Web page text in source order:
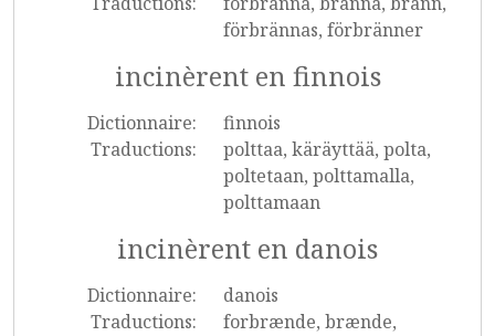
förbrännas, förbränner
incinèrent en finnois
Dictionnaire:
finnois
Traductions:
polttaa, käräyttää, polta,
poltetaan, polttamalla,
polttamaan
incinèrent en danois
Dictionnaire:
danois
Traductions:
forbrænde, brænde,